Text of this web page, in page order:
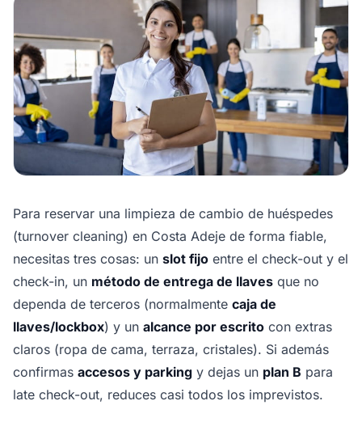
Para reservar una limpieza de cambio de huéspedes
(turnover cleaning) en Costa Adeje de forma fiable,
necesitas tres cosas: un slot fijo entre el check-out y el
check-in, un método de entrega de llaves que no
dependa de terceros (normalmente caja de
llaves/lockbox) y un alcance por escrito con extras
claros (ropa de cama, terraza, cristales). Si además
confirmas accesos y parking y dejas un plan B para
late check-out, reduces casi todos los imprevistos.